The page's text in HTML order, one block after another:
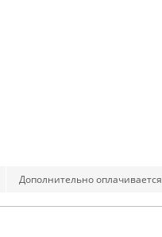
Дополнительно оплачивается